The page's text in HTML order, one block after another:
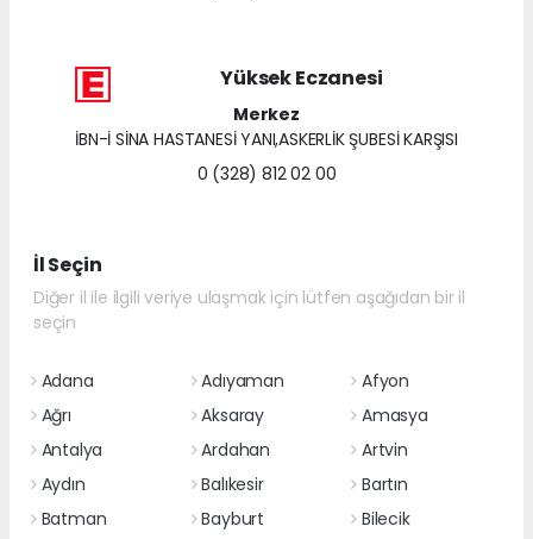
Yüksek Eczanesi
Merkez
İBN-İ SİNA HASTANESİ YANI,ASKERLİK ŞUBESİ KARŞISI
0 (328) 812 02 00
İl Seçin
Diğer il ile ilgili veriye ulaşmak için lütfen aşağıdan bir il
seçin
Adana Adıyaman
Afyon
Ağrı
Aksaray
Amasya
Antalya
Ardahan
Artvin
Aydın
Balıkesir
Bartın
Batman
Bayburt
Bilecik